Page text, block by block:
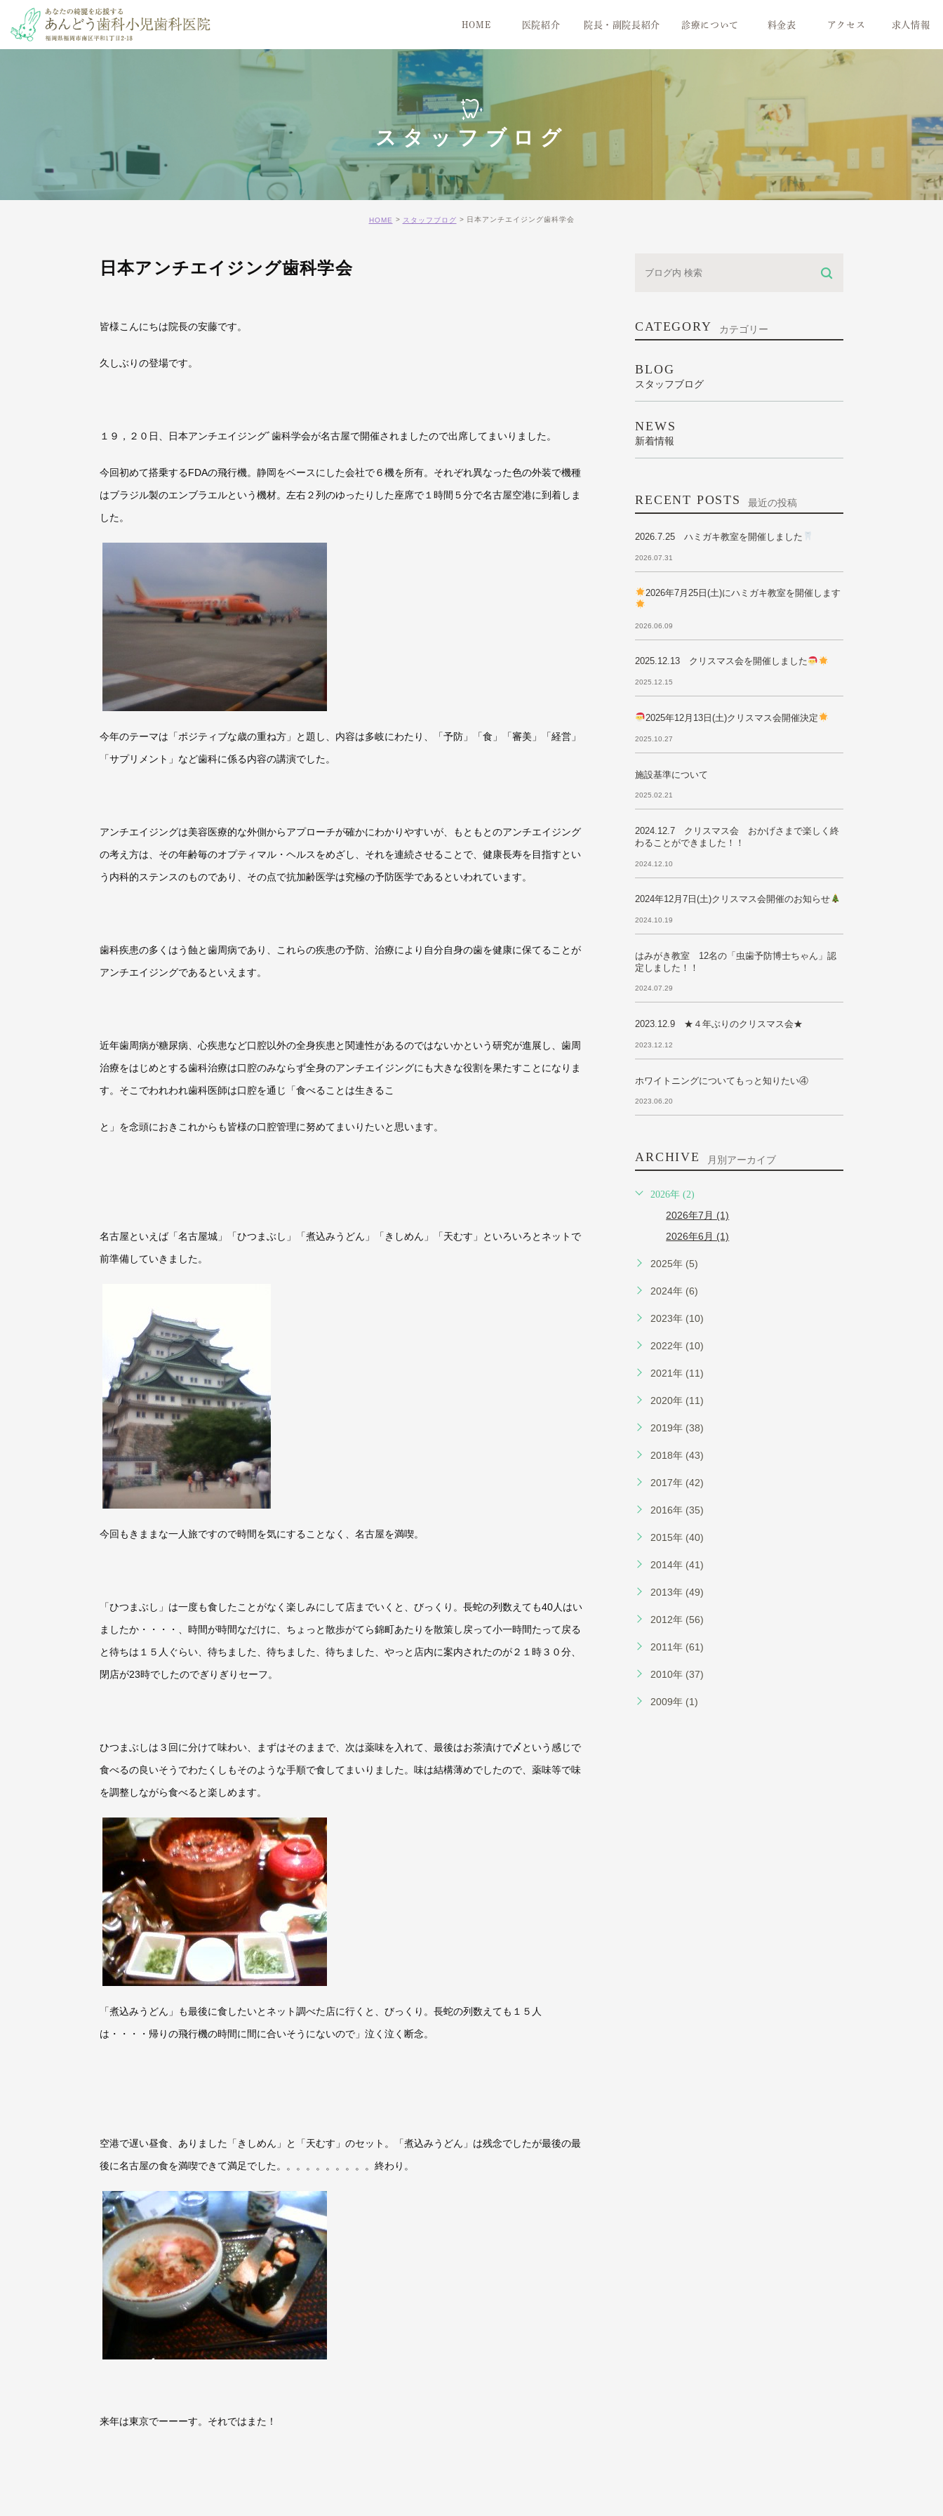
HOME 医院紹介
医院紹介
院内紹介
院長・副院長紹介 診療について
治療の流れ
気持ちいい！お口のメンテナンス
歯周病治療
お子さまの未来のために
より快適な義歯に
料金表 アクセス 求人情報
スタッフブログ
HOME スタッフブログ 日本アンチエイジング歯科学会
日本アンチエイジング歯科学会
皆様こんにちは院長の安藤です。
久しぶりの登場です。
１９，２０日、日本アンチエイジングﾞ歯科学会が名古屋で開催されましたので出席してまいりました。
今回初めて搭乗するFDAの飛行機。静岡をベースにした会社で６機を所有。それぞれ異なった色の外装で機種
はブラジル製のエンブラエルという機材。左右２列のゆったりした座席で１時間５分で名古屋空港に到着しま
した。
今年のテーマは「ポジティブな歳の重ね方」と題し、内容は多岐にわたり、「予防」「食」「審美」「経営」
「サプリメント」など歯科に係る内容の講演でした。
アンチエイジングは美容医療的な外側からアプローチが確かにわかりやすいが、もともとのアンチエイジング
の考え方は、その年齢毎のオプティマル・ヘルスをめざし、それを連続させることで、健康長寿を目指すとい
う内科的ステンスのものであり、その点で抗加齢医学は究極の予防医学であるといわれています。
歯科疾患の多くはう蝕と歯周病であり、これらの疾患の予防、治療により自分自身の歯を健康に保てることが
アンチエイジングであるといえます。
近年歯周病が糖尿病、心疾患など口腔以外の全身疾患と関連性があるのではないかという研究が進展し、歯周
治療をはじめとする歯科治療は口腔のみならず全身のアンチエイジングにも大きな役割を果たすことになりま
す。そこでわれわれ歯科医師は口腔を通じ「食べることは生きるこ
と」を念頭におきこれからも皆様の口腔管理に努めてまいりたいと思います。
名古屋といえば「名古屋城」「ひつまぶし」「煮込みうどん」「きしめん」「天むす」といろいろとネットで
前準備していきました。
今回もきままな一人旅ですので時間を気にすることなく、名古屋を満喫。
「ひつまぶし」は一度も食したことがなく楽しみにして店までいくと、びっくり。長蛇の列数えても40人はい
ましたか・・・・、時間が時間なだけに、ちょっと散歩がてら錦町あたりを散策し戻って小一時間たって戻る
と待ちは１５人ぐらい、待ちました、待ちました、待ちました、やっと店内に案内されたのが２１時３０分、
閉店が23時でしたのでぎりぎりセーフ。
ひつまぶしは３回に分けて味わい、まずはそのままで、次は薬味を入れて、最後はお茶漬けで〆という感じで
食べるの良いそうでわたくしもそのような手順で食してまいりました。味は結構薄めでしたので、薬味等で味
を調整しながら食べると楽しめます。
「煮込みうどん」も最後に食したいとネット調べた店に行くと、びっくり。長蛇の列数えても１５人
は・・・・帰りの飛行機の時間に間に合いそうにないので」泣く泣く断念。
空港で遅い昼食、ありました「きしめん」と「天むす」のセット。「煮込みうどん」は残念でしたが最後の最
後に名古屋の食を満喫できて満足でした。。。。。。。。。。終わり。
来年は東京でーーーす。それではまた！
CATEGORY カテゴリー
BLOG
スタッフブログ
NEWS
新着情報
RECENT POSTS 最近の投稿
2026.7.25 ハミガキ教室を開催しました
2026.07.31
2026年7月25日(土)にハミガキ教室を開催します
2026.06.09
2025.12.13 クリスマス会を開催しました
2025.12.15
2025年12月13日(土)クリスマス会開催決定
2025.10.27
施設基準について
2025.02.21
2024.12.7 クリスマス会 おかげさまで楽しく終
わることができました！！
2024.12.10
2024年12月7日(土)クリスマス会開催のお知らせ
2024.10.19
はみがき教室 12名の「虫歯予防博士ちゃん」認
定しました！！
2024.07.29
2023.12.9 ★４年ぶりのクリスマス会★
2023.12.12
ホワイトニングについてもっと知りたい④
2023.06.20
ARCHIVE 月別アーカイブ
2026年 (2)
2026年7月 (1)
2026年6月 (1)
2025年 (5)
2024年 (6)
2023年 (10)
2022年 (10)
2021年 (11)
2020年 (11)
2019年 (38)
2018年 (43)
2017年 (42)
2016年 (35)
2015年 (40)
2014年 (41)
2013年 (49)
2012年 (56)
2011年 (61)
2010年 (37)
2009年 (1)